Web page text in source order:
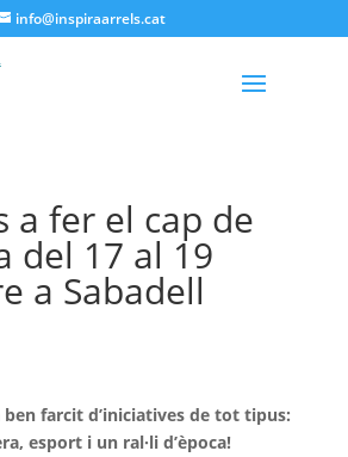
info@inspiraarrels.cat
a fer el cap de
del 17 al 19
a Sabadell
ben farcit d’iniciatives de tot tipus:
esport i un ral·li d’època!